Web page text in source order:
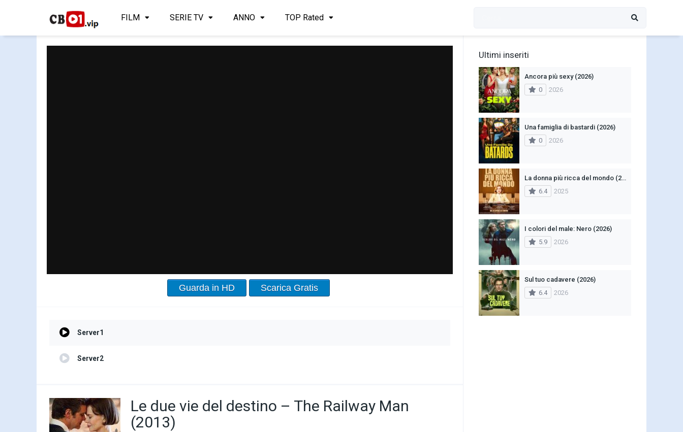
FILM SERIE TV ANNO TOP Rated
Guarda in HD Scarica Gratis
Server1
Server2
Le due vie del destino – The Railway Man
(2013)
Ultimi inseriti
Ancora più sexy (2026)
0
2026
Una famiglia di bastardi (2026)
0
2026
La donna più ricca del mondo (2025)
6.4
2025
I colori del male: Nero (2026)
5.9
2026
Sul tuo cadavere (2026)
6.4
2026